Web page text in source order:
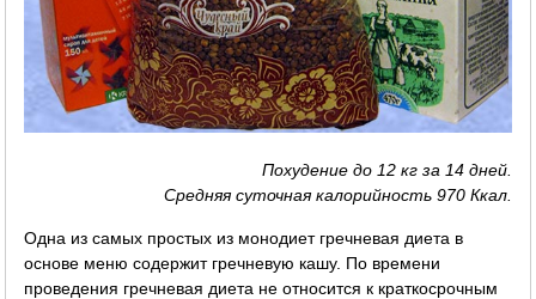
Похудение до 12 кг за 14 дней.
Средняя суточная калорийность 970 Ккал.
Одна из самых простых из монодиет гречневая диета в
основе меню содержит гречневую кашу. По времени
проведения гречневая диета не относится к краткосрочным